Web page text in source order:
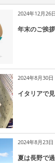
2024年12月26日
年末のご挨拶
2024年8月30日
イタリアで
2024年8月23日
夏は長野で